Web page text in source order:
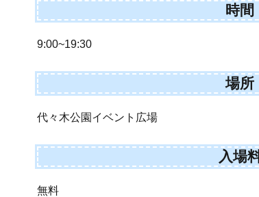
時間
9:00~19:30
場所
代々木公園イベント広場
入場
無料